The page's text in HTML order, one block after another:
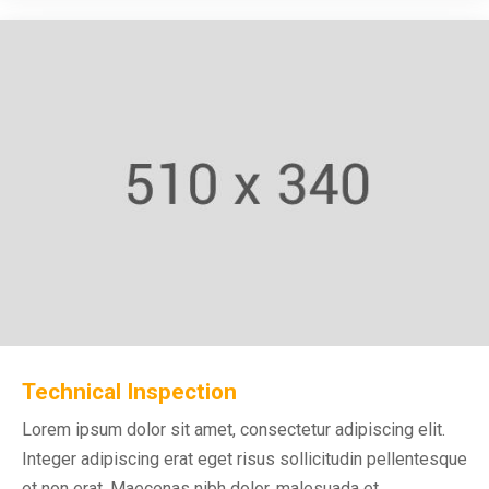
Technical Inspection
Lorem ipsum dolor sit amet, consectetur adipiscing elit.
Integer adipiscing erat eget risus sollicitudin pellentesque